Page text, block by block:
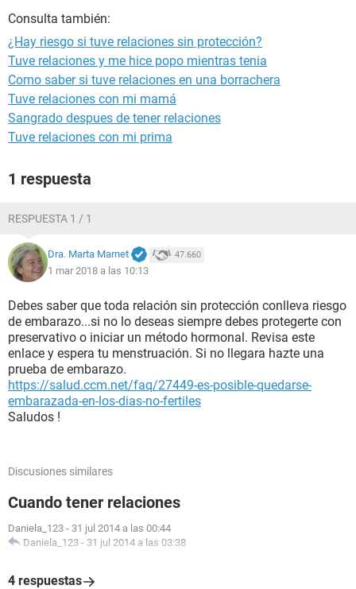
Consulta también:
¿Hay riesgo si tuve relaciones sin protección?
Tuve relaciones y me hice popo mientras tenia
Como saber si tuve relaciones en una borrachera
Tuve relaciones con mi mamá
Sangrado despues de tener relaciones
Tuve relaciones con mi prima
1 respuesta
RESPUESTA 1 / 1
Dra. Marta Marnet 47.660
1 mar 2018 a las 10:13
Debes saber que toda relación sin protección conlleva riesgo
de embarazo...si no lo deseas siempre debes protegerte con
preservativo o iniciar un método hormonal. Revisa este
enlace y espera tu menstruación. Si no llegara hazte una
prueba de embarazo.
https://salud.ccm.net/faq/27449-es-posible-quedarse-
embarazada-en-los-dias-no-fertiles
Saludos !
Discusiones similares
Cuando tener relaciones
Daniela_123 - 31 jul 2014 a las 00:44
Daniela_123 - 31 jul 2014 a las 03:38
4 respuestas